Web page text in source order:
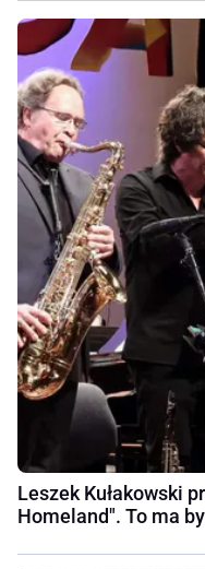
Leszek Kułakowski
Homeland". To ma